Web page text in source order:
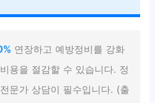
연장하고 예방정비를 강화
용을 절감할 수 있습니다. 정
문가 상담이 필수입니다. (출